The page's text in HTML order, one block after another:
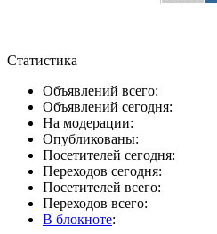
Статистика
Объявлений всего:
Объявлений сегодня:
На модерации:
Опубликованы:
Посетителей сегодня:
Переходов сегодня:
Посетителей всего:
Переходов всего:
В блокноте: